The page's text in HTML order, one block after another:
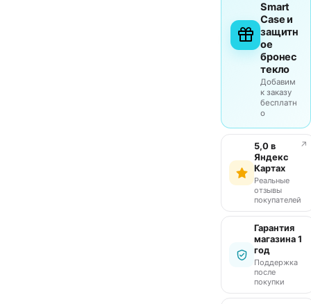
Smart
Case и
защитн
ое
бронес
текло
Добавим
к заказу
бесплатн
о
5,0 в
Яндекс
Картах
Реальные
отзывы
покупателей
↗
Гарантия
магазина 1
год
Поддержка
после
покупки